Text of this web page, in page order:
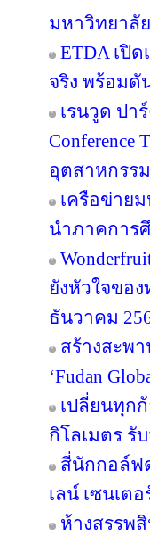
มหาวิทยาลั
ETDA เปิ
จริง พร้อมดั
เรนวูด ปา
อุตสาหกรร
เครือข่าย
นำภาคการ
ยังหัวใจขอ
ธันวาคม
สร้างสะพ
‘Fudan
เปลี่ยนทุก
กิโลเมตร รั
สี่นักกอล์ฟ
เลน์ เซนเต
ห้างสรรพ